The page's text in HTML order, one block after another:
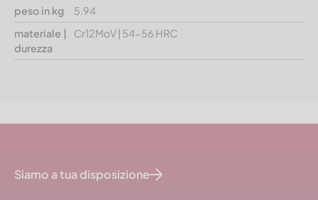
peso in kg
5.94
materiale |
durezza
Cr12MoV | 54-56 HRC
Siamo a tua disposizione